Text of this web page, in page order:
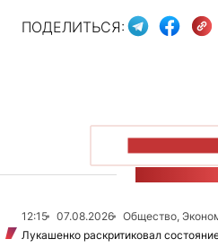
ПОДЕЛИТЬСЯ:
12:15 07.08.2026
Общество,
Лукашенко раскритиковал